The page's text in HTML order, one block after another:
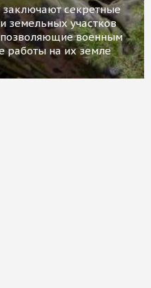
секретные
земельных участков
позволяющие военным
работы на их земле